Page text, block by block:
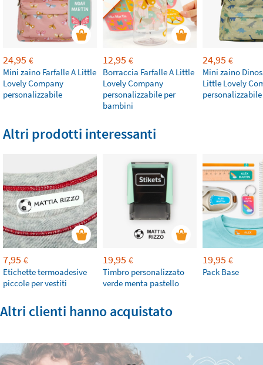
24,95 €
Mini zaino Farfalle A Little
Lovely Company
personalizzabile
12,95 €
Borraccia Farfalle A Little
Lovely Company
personalizzabile per
bambini
24,95 €
Mini zaino
Little Lovely
personalizzabile
Altri prodotti interessanti
7,95 €
Etichette termoadesive
piccole per vestiti
19,95 €
Timbro personalizzato
verde menta pastello
19,95 €
Pack Base
Altri clienti hanno acquistato